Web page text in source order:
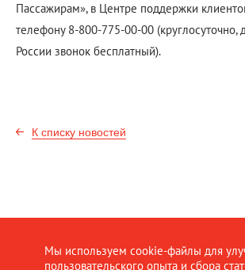
Мы используем cookie-файлы для
пользовательского опыта и сбора
Пассажирам», в Центре поддержки
телефону 8-800-775-00-00 (круглосуточно,
России звонок бесплатный).
К списку новостей